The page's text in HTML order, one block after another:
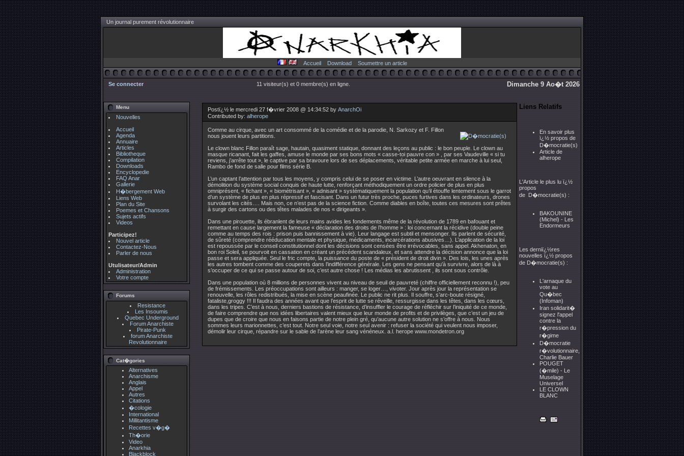
Un journal purement révolutionnaire
Accueil Download Soumettre un article
Se connecter 11 visiteur(s) et 0 membre(s) en ligne. Dimanche 9 Ao�t 2026
Menu
Nouvelles
Accueil
Agenda
Annuaire
Articles
Bibliotheque
Compilation
Downloads
Encyclopedie
FAQ Anar
Gallerie
H�bergement Web
Liens Web
Plan du Site
Poemes et Chansons
Sujets actifs
Videos
Participez!
Nouvel article
Contactez-Nous
Parler de nous
Utulisateur/Admin
Administration
Votre compte
Forums
Resistance
Les Insoumis
Quebec Underground
Forum Anarchiste
Pirate-Punk
forum Anarchiste
Revolutionnaire
Cat�gories
Alternatives
Anarchisme
Anglais
Appel
Autres
Citations
�cologie
International
Millitantisme
Recettes v�g�
Th�orie
Video
Anarkhia
Blackblock
Postï¿½ le mercredi 27 f�vrier 2008 @ 14:34:52 by AnarchOi
Contributed by: alherope
Comme au cirque, avec un art consommé de la comédie et de la parodie, N. Sarkozy et F. Fillon
nous jouent leurs partitions.
Le clown blanc Fillon paraît sage, hautain, quasiment statique, donnant des leçons au public : le bon peuple. Le clown au
masque ricanant, fait les gaffes, amuse le monde par ses bons mots « casse-toi pauvre con » , par ses Vaudeville « si tu
reviens, j’arrête tout », le captive par sa bravoure lors de ses déplacements, véritable petite armée en marche à lui seul,
Rambo de fond de salle pour films série B.
L’un captant l’attention par tous les moyens, y compris celui de se poser en victime. L’autre oeuvrant en silence à la
démolition du système social conquis de haute lutte, renforçant méthodiquement un ordre policier de plus en plus
omniprésent, « fichant », « biométrisant », « adnisant » systématiquement la population qu’il étouffe lentement sous le garrot
d’un système de plus en plus répressif et fascisant. Dans un futur très proche, puces furtives dans les ordinateurs, drones
survolant les cités…. Mais non, ce n’est pas de la science fiction. Comme diables en boîte, toutes ces mesures sont prêtes
à surgir des cartons ou des têtes malades de nos « dirigeants ».
Dans une pirouette, ils ébranlent de leurs mains avides les fondements même de la révolution de 1789 en bafouant et
remettant en cause largement la fameuse « déclaration des droits de l’homme » : loi concernant la récidive (double peine
comme au temps des rois : prison puis bannissement à vie). Leur langage est subtil et mensonger. Ils parlent de sécurité,
de sûreté (comprendre rééducation mentale et physique, médicaments, incarcérations abusives…). L’application de la loi
est repoussée par le conseil constitutionnel dont les décisions sont censées être irrévocables, sans appel. Akhenaton, en
bon roi Soleil, se pourvoit en cassation en créant un précédent scandaleux, et sans attendre la décision annonce que la loi
passe et sera appliquée. Seul le fric compte, la puissance du poste de « président de droit divin ». Des lois, les unes après
les autres tombent comme des couperets dans l’indifférence générale. Les gens ne pensant qu’à survivre, alors de là à
s’occuper de ce qui se passe autour de soi, c’est autre chose ! Les médias les abrutissent , ils sont sous contrôle.
Dans une population où 8 millions de personnes vivent au niveau de seuil de pauvreté (chiffre officiellement reconnu !), peu
de frémissements. Les préoccupations sont ailleurs : manger, se loger…, vivoter. Jour après jour la représentation se
renouvelle, les rôles redistribués, la mise en scène peaufinée. Le public ne rit plus. Il souffre, s’arc-boute résigné,
fataliste,groggy !!! Il faudra des années avant que l’esprit de lutte se réveille, ressurgisse dans les têtes, dans les cœurs,
dans les tripes. C’est à nous, derniers bastions de résistance, d’insuffler le courage de réfléchir sur l’iniquité de ce monde,
de faire comprendre que nos idées libertaires valent mieux que leur monde de profits et de privilèges, que c’est un jeu de
dupes que de croire que nous en faisons partie de notre plein gré, qu’aucune autre solution ne s’offre à nous. Nous
sommes leurs marionnettes, c’est tout. Notre seul voie, notre seul avenir : refuser la société qui veulent nous imposer,
démolir leur cirque, répandre sur le sable de l’arène leur sang vénéneux. a.l. herope www.mondetron.org
Liens Relatifs
En savoir plus
ï¿½ propos de
D�mocratie(s)
Article de
alherope
L'Article le plus lu ï¿½
propos
de D�mocratie(s) :
BAKOUNINE
(Michel) - Les
Endormeurs
Les derniï¿½res
nouvelles ï¿½ propos
de D�mocratie(s) :
L'arnaque du
vote au
Qu�bec
(Infoman)
Iran solidarit�
signez l'appel
contre la
r�pression du
r�gime
D�mocratie
r�volutionnaire,
Charlie Bauer
POUGET
(�mile) - Le
Muselage
Universel
LE CLOWN
BLANC